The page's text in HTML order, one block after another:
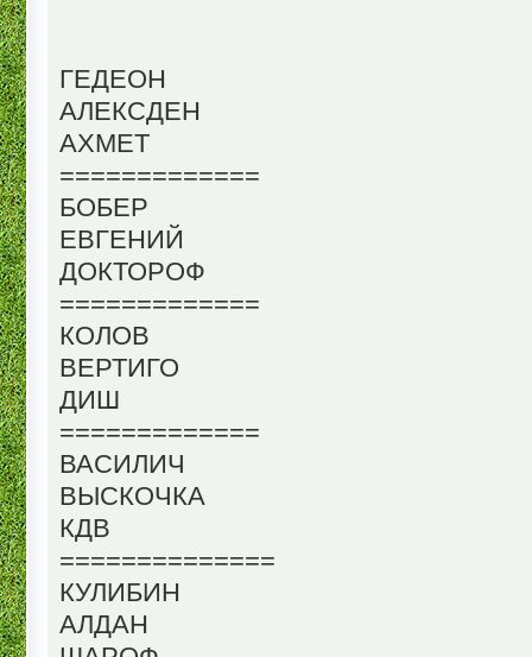
ГЕДЕОН
АЛЕКСДЕН
АХМЕТ
=============
БОБЕР
ЕВГЕНИЙ
ДОКТОРОФ
=============
КОЛОВ
ВЕРТИГО
ДИШ
=============
ВАСИЛИЧ
ВЫСКОЧКА
КДВ
==============
КУЛИБИН
АЛДАН